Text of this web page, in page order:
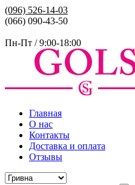
(096) 526-14-03
(066) 090-43-50
Пн-Пт / 9:00-18:00
Главная
О нас
Контакты
Доставка и оплата
Отзывы